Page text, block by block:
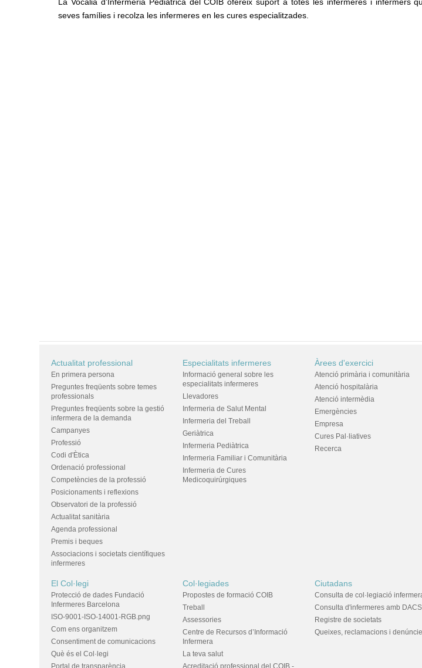
seves famílies i recolza les infermeres en les cures especialitzades.
Actualitat professional
En primera persona
Preguntes freqüents sobre temes
professionals
Preguntes freqüents sobre la gestió
infermera de la demanda
Campanyes
Professió
Codi d'Ètica
Ordenació professional
Competències de la professió
Posicionaments i reflexions
Observatori de la professió
Actualitat sanitària
Agenda professional
Premis i beques
Associacions i societats científiques
infermeres
Especialitats infermeres
Informació general sobre les
especialitats infermeres
Llevadores
Infermeria de Salut Mental
Infermeria del Treball
Geriàtrica
Infermeria Pediàtrica
Infermeria Familiar i Comunitària
Infermeria de Cures
Medicoquirúrgiques
Àrees d'exercici
Atenció primària i comunitària
Atenció hospitalària
Atenció intermèdia
Emergències
Empresa
Cures Pal·liatives
Recerca
El Col·legi
Protecció de dades Fundació
Infermeres Barcelona
ISO-9001-ISO-14001-RGB.png
Com ens organitzem
Consentiment de comunicacions
Què és el Col·legi
Portal de transparència
Col·legiades
Propostes de formació COIB
Treball
Assessories
Centre de Recursos d’Informació
Infermera
La teva salut
Acreditació professional del COIB -
Ciutadans
Consulta de col·legiació
Consulta d'infermeres amb DACS
Registre de societats
Queixes, reclamacions i